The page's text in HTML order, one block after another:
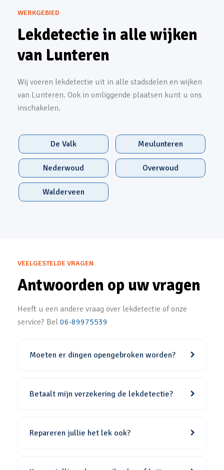
WERKGEBIED
Lekdetectie in alle wijken
van Lunteren
Wij voeren lekdetectie uit in alle stadsdelen en wijken
van Lunteren. Ook in omliggende plaatsen kunt u ons
inschakelen.
De Valk Meulunteren
Nederwoud Overwoud
Walderveen
VEELGESTELDE VRAGEN
Antwoorden op uw vragen
Heeft u een andere vraag over lekdetectie of onze
service? Bel 06-89975539
Moeten er dingen opengebroken worden?
Betaalt mijn verzekering de lekdetectie?
Repareren jullie het lek ook?